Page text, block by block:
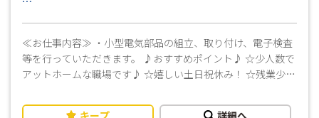
≪お仕事内容≫ ・小型電気部品の組立、取り付け、電子検査
等を行っていただきます。 ♪おすすめポイント♪ ☆少人数で
アットホームな職場です♪ ☆嬉しい土日祝休み！ ☆残業少な
キープ
詳細へ